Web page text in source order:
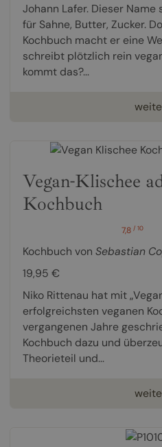
Johann Lafer. Dieser
für Sahne, Butter, Zucker.
Kochbuch macht er eine
schreibt plötzlich rein
kommt das?...
Vegan-Klischee
Kochbuch
7,8/ 10
Kochbuch von Sebastian
19,95 €
Niko Rittenau hat mit
erfolgreichsten veganen
vergangenen Jahre
Kochbuch dazu und
Theorieteil und...